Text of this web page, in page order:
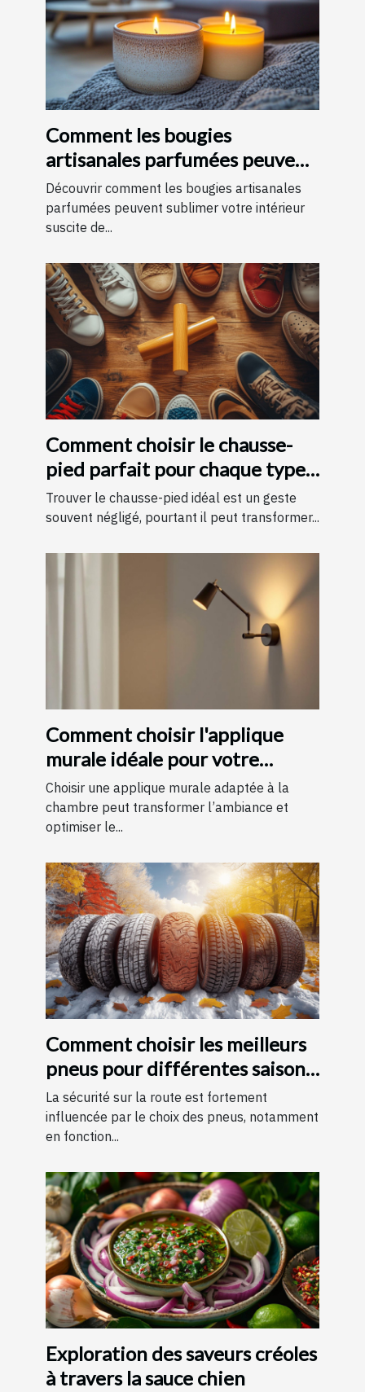
Comment les bougies
artisanales parfumées peuvent
améliorer votre intérieur
Découvrir comment les bougies artisanales
parfumées peuvent sublimer votre intérieur
suscite de...
Comment choisir le chausse-
pied parfait pour chaque type
de chaussure
Trouver le chausse-pied idéal est un geste
souvent négligé, pourtant il peut transformer...
Comment choisir l'applique
murale idéale pour votre
chambre
Choisir une applique murale adaptée à la
chambre peut transformer l’ambiance et
optimiser le...
Comment choisir les meilleurs
pneus pour différentes saisons
?
La sécurité sur la route est fortement
influencée par le choix des pneus, notamment
en fonction...
Exploration des saveurs créoles
à travers la sauce chien